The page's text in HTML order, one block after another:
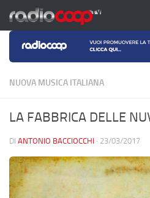
Salta al contenuto
NUOVA MUSICA ITALIANA
LA FABBRICA DELLE
DI ANTONIO BACCIOCCHI · 23/03/2017